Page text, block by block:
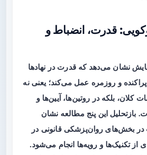
قدرت، انضباط و
نشان می‌دهد که قدرت در نهادها
و روزمره عمل می‌کند؛ یعنی نه
کلان، بلکه در روتین‌ها، آیین‌ها و
بازتحلیل این پنج مطالعه نشان
بخش‌های روان‌پزشکی قانونی در
از تکنیک‌ها و رویه‌ها انجام می‌شود.